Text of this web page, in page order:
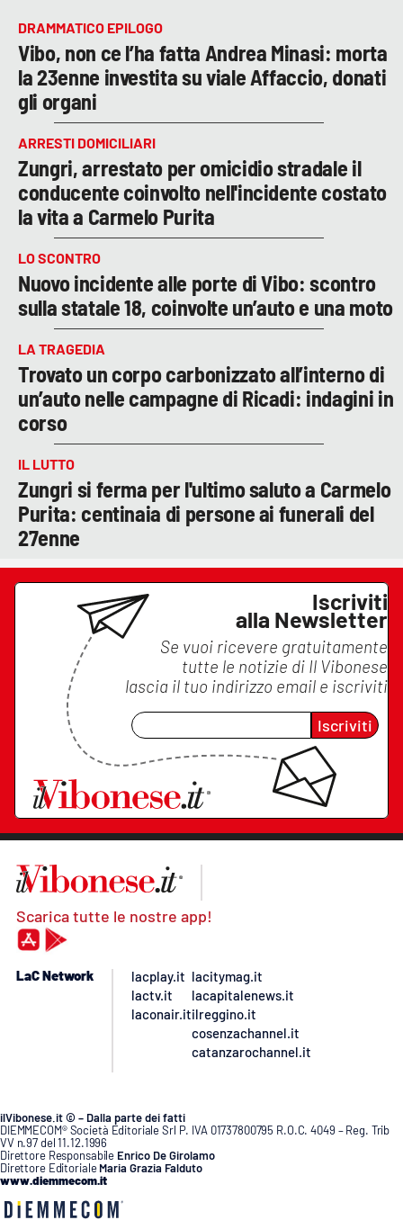
DRAMMATICO EPILOGO
Vibo, non ce l’ha fatta Andrea Minasi: morta
la 23enne investita su viale Affaccio, donati
gli organi
ARRESTI DOMICILIARI
Zungri, arrestato per omicidio stradale il
conducente coinvolto nell'incidente costato
la vita a Carmelo Purita
LO SCONTRO
Nuovo incidente alle porte di Vibo: scontro
sulla statale 18, coinvolte un’auto e una moto
LA TRAGEDIA
Trovato un corpo carbonizzato all’interno di
un’auto nelle campagne di Ricadi: indagini in
corso
IL LUTTO
Zungri si ferma per l'ultimo saluto a Carmelo
Purita: centinaia di persone ai funerali del
27enne
Iscriviti
alla Newsletter
Se vuoi ricevere gratuitamente
tutte le notizie di Il Vibonese
lascia il tuo indirizzo email e iscriviti
Iscriviti
Scarica tutte le nostre app!
LaC Network
lacplay.it
lactv.it
laconair.it
lacitymag.it
lacapitalenews.it
ilreggino.it
cosenzachannel.it
catanzarochannel.it
ilVibonese.it © – Dalla parte dei fatti
DIEMMECOM® Società Editoriale Srl P. IVA 01737800795 R.O.C. 4049 – Reg. Trib
VV n.97 del 11.12.1996
Direttore Responsabile Enrico De Girolamo
Direttore Editoriale Maria Grazia Falduto
www.diemmecom.it